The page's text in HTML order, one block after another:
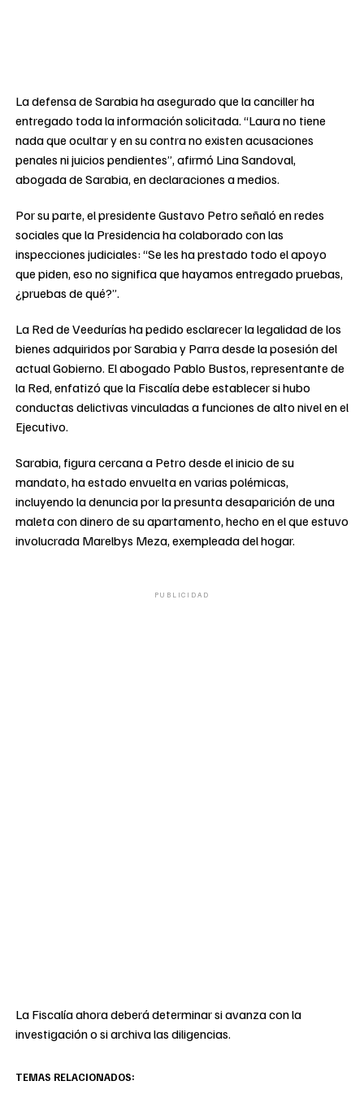
La defensa de Sarabia ha asegurado que la canciller ha
entregado toda la información solicitada. “Laura no tiene
nada que ocultar y en su contra no existen acusaciones
penales ni juicios pendientes”, afirmó Lina Sandoval,
abogada de Sarabia, en declaraciones a medios.
Por su parte, el presidente Gustavo Petro señaló en redes
sociales que la Presidencia ha colaborado con las
inspecciones judiciales: “Se les ha prestado todo el apoyo
que piden, eso no significa que hayamos entregado pruebas,
¿pruebas de qué?”.
La Red de Veedurías ha pedido esclarecer la legalidad de los
bienes adquiridos por Sarabia y Parra desde la posesión del
actual Gobierno. El abogado Pablo Bustos, representante de
la Red, enfatizó que la Fiscalía debe establecer si hubo
conductas delictivas vinculadas a funciones de alto nivel en el
Ejecutivo.
Sarabia, figura cercana a Petro desde el inicio de su
mandato, ha estado envuelta en varias polémicas,
incluyendo la denuncia por la presunta desaparición de una
maleta con dinero de su apartamento, hecho en el que estuvo
involucrada Marelbys Meza, exempleada del hogar.
PUBLICIDAD
La Fiscalía ahora deberá determinar si avanza con la
investigación o si archiva las diligencias.
TEMAS RELACIONADOS: